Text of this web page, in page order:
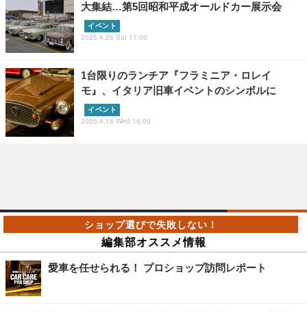
大集結…第5回昭和平成オールドカー展示会
イベント
2025.4.26 Sat 11:00
1台限りのランチア『フラミニア・ロレイ
モ』、イタリア旧車イベントのシンボルに
イベント
2025.4.16 Wed 18:00
編集部オススメ情報
愛車を任せられる！ プロショップ訪問レポート